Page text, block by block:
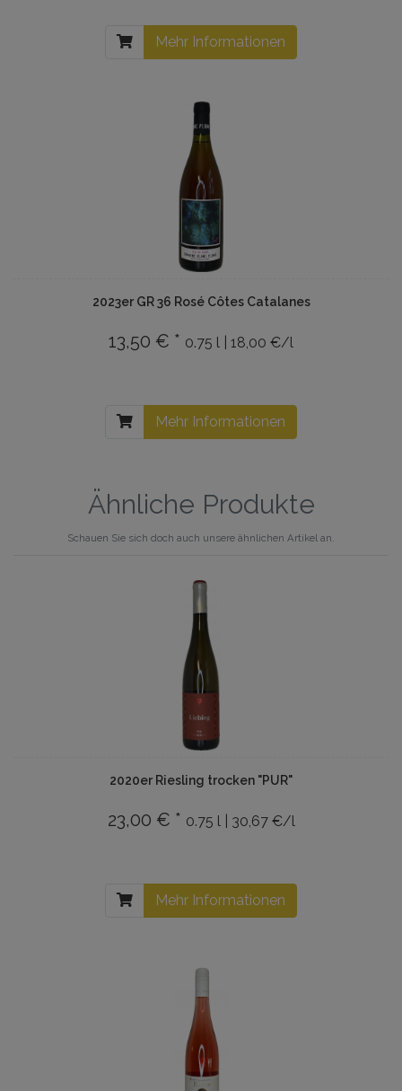
Mehr Informationen
2023er GR 36 Rosé Côtes Catalanes
13,50 € * 0.75 l | 18,00 €/l
Mehr Informationen
Ähnliche Produkte
Schauen Sie sich doch auch unsere ähnlichen Artikel an.
2020er Riesling trocken "PUR"
23,00 € * 0.75 l | 30,67 €/l
Mehr Informationen